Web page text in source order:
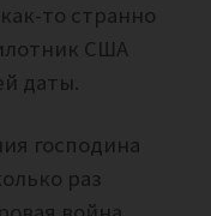
то странно
США
даты.
господина
раз